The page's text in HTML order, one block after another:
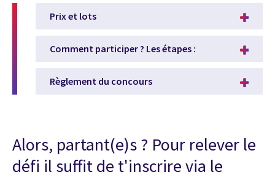
Prix et lots
Comment participer ? Les étapes :
Règlement du concours
Alors, partant(e)s ? Pour relever le
défi il suffit de t'inscrire via le